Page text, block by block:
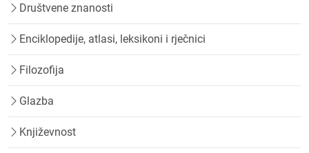
Društvene znanosti
Enciklopedije, atlasi, leksikoni i rječnici
Filozofija
Glazba
Književnost